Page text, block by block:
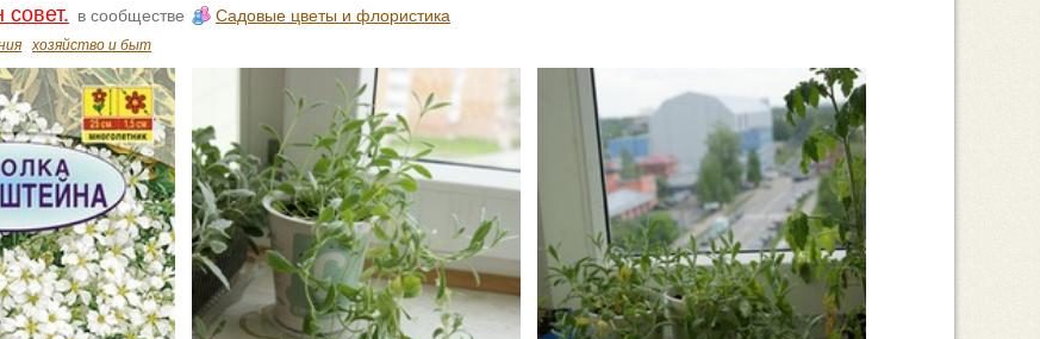
в сообществе Садовые цветы и флористика
хозяйство и быт